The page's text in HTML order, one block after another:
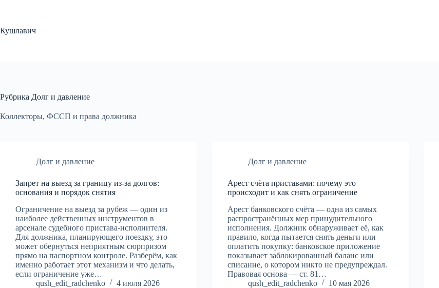
Кушлавич
Рубрика Долг и давление
Коллекторы, ФССП и права должника
Долг и давление
Запрет на выезд за границу из-за долгов:
основания и порядок снятия
Ограничение на выезд за рубеж — один из
наиболее действенных инструментов в
арсенале судебного пристава-исполнителя.
Для должника, планирующего поездку, это
может обернуться неприятным сюрпризом
прямо на паспортном контроле. Разберём, как
именно работает этот механизм и что делать,
если ограничение уже…
qush_edit_radchenko
4 июля 2026
Долг и давление
Арест счёта приставами: почему это
происходит и как снять ограничение
Арест банковского счёта — одна из самых
распространённых мер принудительного
исполнения. Должник обнаруживает её, как
правило, когда пытается снять деньги или
оплатить покупку: банковское приложение
показывает заблокированный баланс или
списание, о котором никто не предупреждал.
Правовая основа — ст. 81…
qush_edit_radchenko
10 мая 2026